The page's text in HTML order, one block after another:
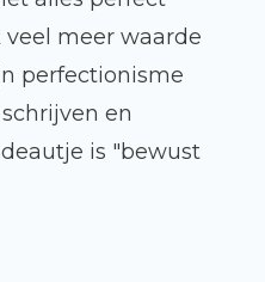
meer waarde
perfectionisme
en
is "bewust